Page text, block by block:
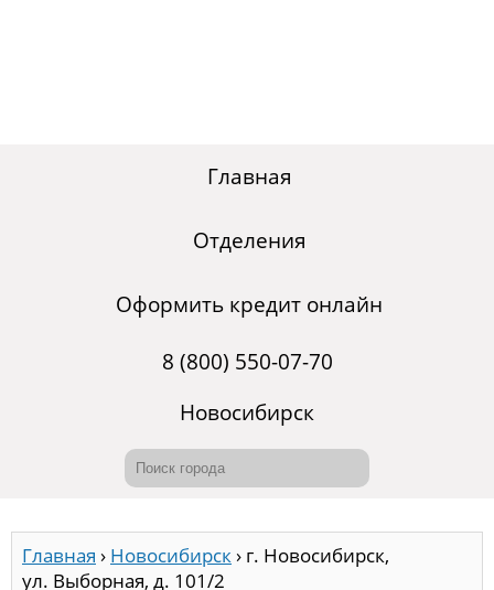
Главная
Отделения
Оформить кредит онлайн
8 (800) 550-07-70
Новосибирск
Главная › Новосибирск› г. Новосибирск,
ул. Выборная, д. 101/2